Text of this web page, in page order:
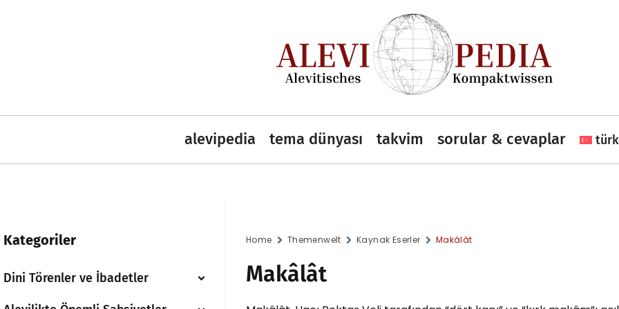
alevipedia tema dünyası takvim sorular & cevaplar
Kategoriler
Dini Törenler ve İbadetler
Home Themenwelt Kaynak Eserler Makâlât
Makâlât